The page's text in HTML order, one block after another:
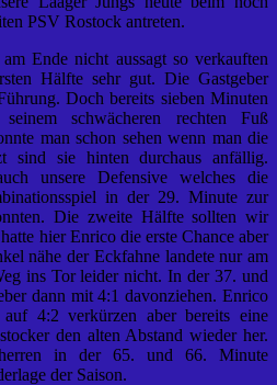
PSV Rostock antreten.
Ende nicht aussagt so verkauften
Hälfte sehr gut. Die Gastgeber
Doch bereits sieben Minuten
schwächeren rechten Fuß
man schon sehen wenn man die
sind sie hinten durchaus anfällig.
unsere Defensive welches die
in der 29. Minute zur
Die zweite Hälfte sollten wir
hier Enrico die erste Chance aber
nähe der Eckfahne landete nur am
ins Tor leider nicht. In der 37. und
dann mit 4:1 davonziehen. Enrico
4:2 verkürzen aber bereits eine
den alten Abstand wieder her.
in der 65. und 66. Minute
der Saison.